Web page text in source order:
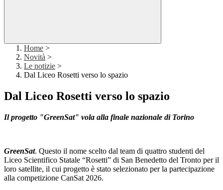
Home >
Novità >
Le notizie >
Dal Liceo Rosetti verso lo spazio
Dal Liceo Rosetti verso lo spazio
Il progetto "GreenSat" vola alla finale nazionale di Torino
GreenSat. Questo il nome scelto dal team di quattro studenti del
Liceo Scientifico Statale “Rosetti” di San Benedetto del Tronto per il
loro satellite, il cui progetto è stato selezionato per la partecipazione
alla competizione CanSat 2026.